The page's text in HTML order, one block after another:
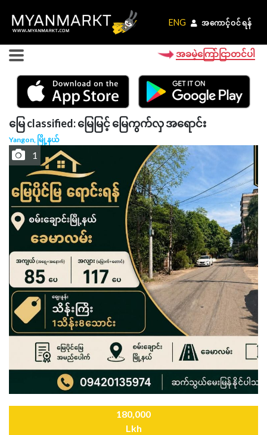
ENG အကောင့်ဝင်ရန်
ENG အကောင့်ဝင်ရန်
အခမဲ့ကြော်ငြာတင်ပါ
မြေ classified: မြေမြင့် မြေကွက်လှ အရောင်း
Yangon, မြို့နယ်
1
180,000
Lkh